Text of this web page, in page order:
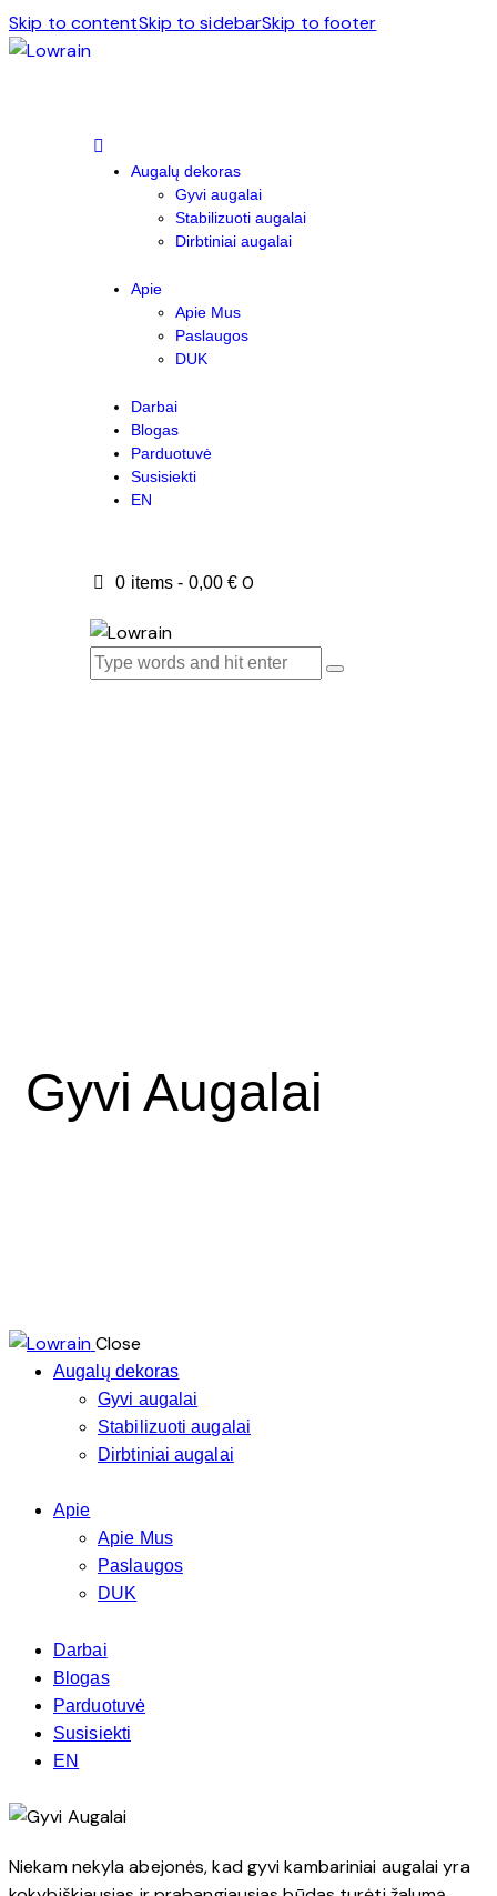
Skip to contentSkip to sidebarSkip to footer
Augalų dekoras
Gyvi augalai
Stabilizuoti augalai
Dirbtiniai augalai
Apie
Apie Mus
Paslaugos
DUK
Darbai
Blogas
Parduotuvė
Susisiekti
EN
0 items - 0,00 € 0
Gyvi Augalai
Close
Augalų dekoras
Gyvi augalai
Stabilizuoti augalai
Dirbtiniai augalai
Apie
Apie Mus
Paslaugos
DUK
Darbai
Blogas
Parduotuvė
Susisiekti
EN
Niekam nekyla abejonės, kad gyvi kambariniai augalai yra